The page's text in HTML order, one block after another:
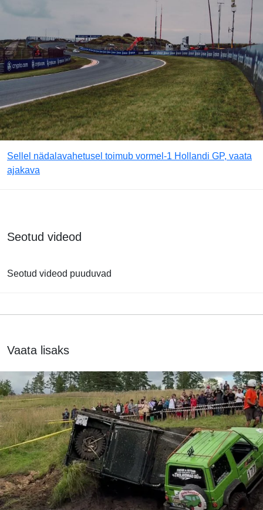
Sellel nädalavahetusel toimub vormel-1 Hollandi GP, vaata
ajakava
Seotud videod
Seotud videod puuduvad
Vaata lisaks